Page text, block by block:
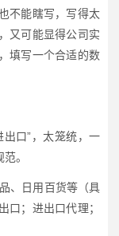
不能瞎写，写得太
又可能显得公司实
填写一个合适的数
口”，太笼统，一
。
、日用百货等（具
口；进出口代理；